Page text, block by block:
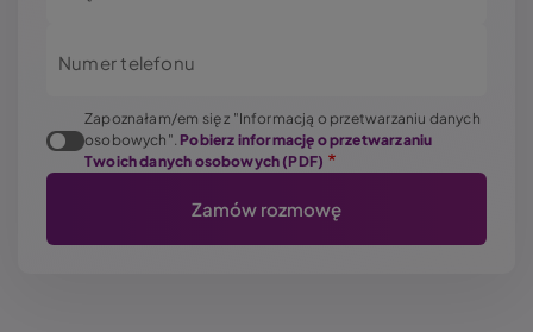
Numer telefonu
Zapoznałam/em się z "Informacją o przetwarzaniu danych
osobowych". Pobierz informację o przetwarzaniu
Twoich danych osobowych (PDF)